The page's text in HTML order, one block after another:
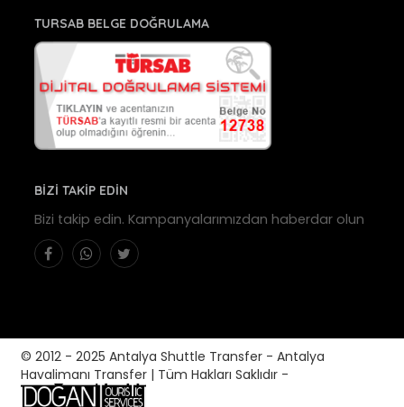
TURSAB BELGE DOĞRULAMA
BİZİ TAKİP EDİN
Bizi takip edin. Kampanyalarımızdan haberdar olun
© 2012 - 2025 Antalya Shuttle Transfer - Antalya
Havalimanı Transfer | Tüm Hakları Saklıdır -